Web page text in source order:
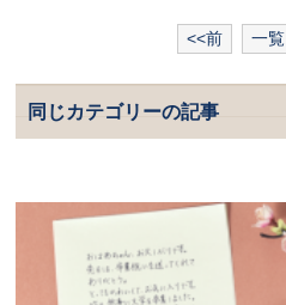
<<前 一覧
同じカテゴリーの記事